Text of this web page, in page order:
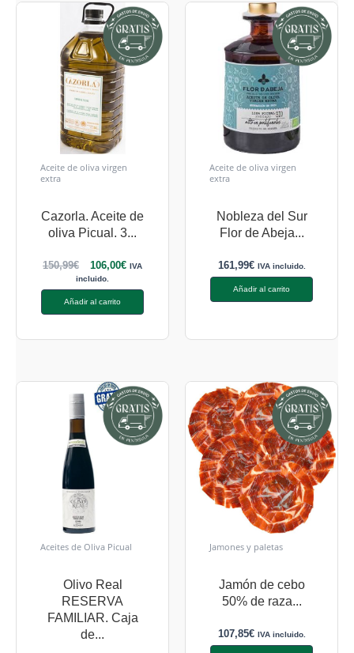
Aceite de oliva virgen
extra
Cazorla. Aceite de
oliva Picual. 3...
150,99€ 106,00€ IVA
incluido.
Añadir al carrito
Aceite de oliva virgen
extra
Nobleza del Sur
Flor de Abeja...
161,99€ IVA incluido.
Añadir al carrito
Aceites de Oliva Picual
Olivo Real
RESERVA
FAMILIAR. Caja
de...
Jamones y paletas
Jamón de cebo
50% de raza...
107,85€ IVA incluido.